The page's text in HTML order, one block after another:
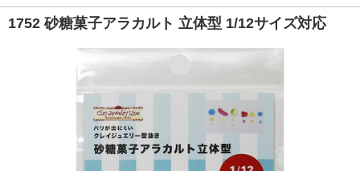
1752 砂糖菓子アラカルト 立体型 1/12サイズ対応